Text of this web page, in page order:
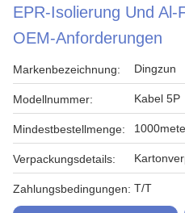
EPR-Isolierung Und Al-
OEM-Anforderungen
Markenbezeichnung: Dingzun
Modellnummer: Kabel 5P
Mindestbestellmenge:
Verpackungsdetails:
Zahlungsbedingungen: T/T